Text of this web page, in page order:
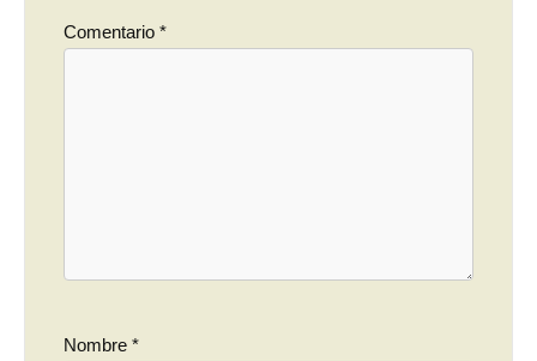
Comentario *
Nombre *